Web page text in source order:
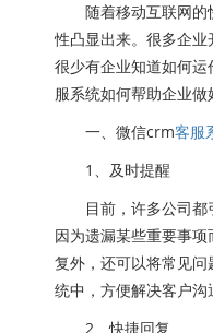
随着移动互联网的
性凸显出来。很多企
很少有企业知道如何
服系统如何帮助企业
一、微信crm客服
1、及时提醒
目前，许多公司都
因为遗漏某些重要事
复外，还可以将常见
统中，方便解决客户沟
2、快捷回复